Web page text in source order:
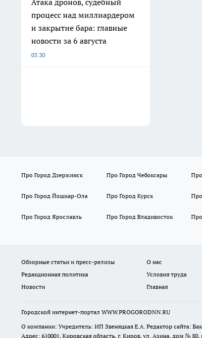
Атака дронов, судебный
процесс над миллиардером
и закрытие бара: главные
новости за 6 августа
03:30
Про Город Дзержинск Про Город Чебоксары
Про Город Йошкар-Ола Про Город Курск
Про Город Ярославль Про Город Владивосток
Обзорные статьи и пресс-релизы О нас
Редакционная политика
Условия труда
Новости
Главная
Городской интернет-портал WWW.PROGORODNN.RU
О компании: Учредитель: ИП Звеняцкая Е.А. Редактор сайта:
Адрес: 610001, Кировская область, г. Киров, ул. Азина, дом № 80,